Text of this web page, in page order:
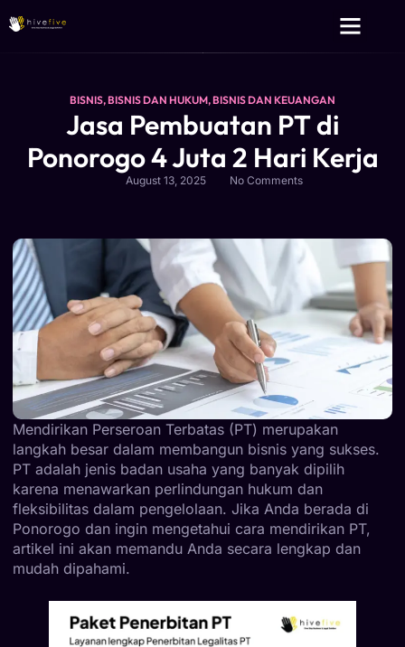
BISNIS,BISNIS DAN HUKUM,BISNIS DAN KEUANGAN
Jasa Pembuatan PT di
Ponorogo 4 Juta 2 Hari Kerja
August 13, 2025 No Comments
Mendirikan Perseroan Terbatas (PT) merupakan
langkah besar dalam membangun bisnis yang sukses.
PT adalah jenis badan usaha yang banyak dipilih
karena menawarkan perlindungan hukum dan
fleksibilitas dalam pengelolaan. Jika Anda berada di
Ponorogo dan ingin mengetahui cara mendirikan PT,
artikel ini akan memandu Anda secara lengkap dan
mudah dipahami.